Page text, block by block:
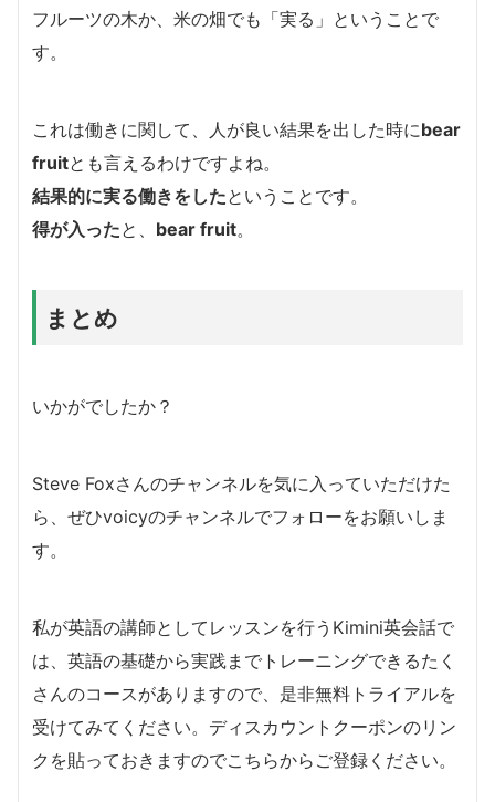
フルーツの木か、米の畑でも「実る」ということで
す。
これは働きに関して、人が良い結果を出した時にbear
fruitとも言えるわけですよね。
結果的に実る働きをしたということです。
得が入ったと、 bear fruit。
まとめ
いかがでしたか？
Steve Foxさんのチャンネルを気に入っていただけた
ら、ぜひvoicyのチャンネルでフォローをお願いしま
す。
私が英語の講師としてレッスンを行うKimini英会話で
は、英語の基礎から実践までトレーニングできるたく
さんのコースがありますので、是非無料トライアルを
受けてみてください。ディスカウントクーポンのリン
クを貼っておきますのでこちらからご登録ください。